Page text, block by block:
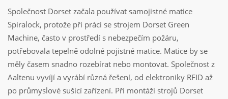
Společnost Dorset začala používat samojistné matice
Spiralock, protože při práci se strojem Dorset Green
Machine, často v prostředí s nebezpečím požáru,
potřebovala tepelně odolné pojistné matice. Matice by se
měly časem snadno rozebírat nebo montovat. Společnost z
Aaltenu vyvíjí a vyrábí různá řešení, od elektroniky RFID až
po průmyslové sušicí zařízení. Při montáži strojů Dorset